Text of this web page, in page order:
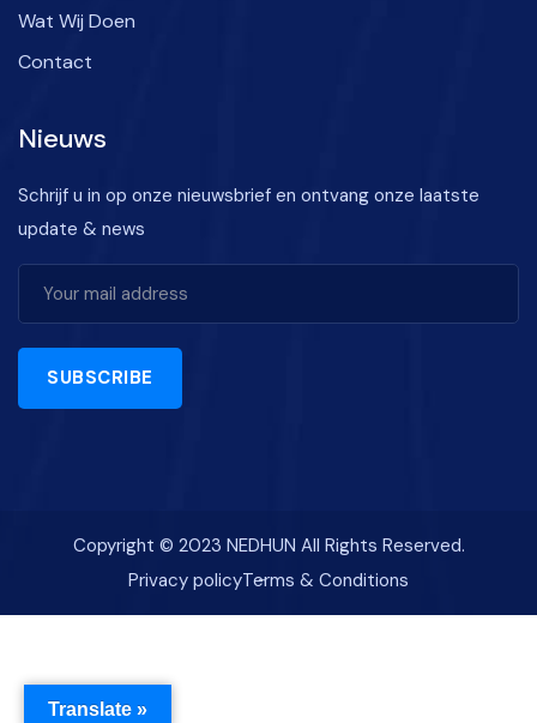
Wat Wij Doen
Contact
Nieuws
Schrijf u in op onze nieuwsbrief en ontvang onze laatste
update & news
SUBSCRIBE
Copyright © 2023 NEDHUN All Rights Reserved.
Privacy policyTerms & Conditions
Translate »